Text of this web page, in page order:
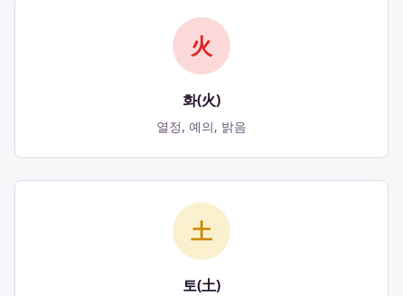
火
화(火)
열정, 예의, 밝음
土
토(土)